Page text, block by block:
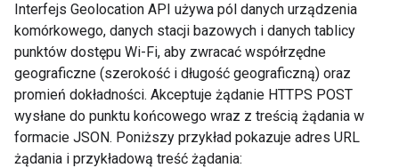
Interfejs Geolocation API używa pól danych urządzenia
komórkowego, danych stacji bazowych i danych tablicy
punktów dostępu Wi-Fi, aby zwracać współrzędne
geograficzne (szerokość i długość geograficzną) oraz
promień dokładności. Akceptuje żądanie HTTPS POST
wysłane do punktu końcowego wraz z treścią żądania w
formacie JSON. Poniższy przykład pokazuje adres URL
żądania i przykładową treść żądania: